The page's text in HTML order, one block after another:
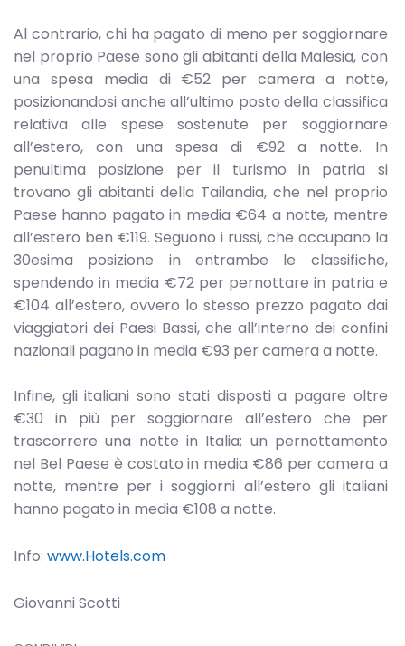
Al contrario, chi ha pagato di meno per soggiornare
nel proprio Paese sono gli abitanti della Malesia, con
una spesa media di €52 per camera a notte,
posizionandosi anche all’ultimo posto della classifica
relativa alle spese sostenute per soggiornare
all’estero, con una spesa di €92 a notte. In
penultima posizione per il turismo in patria si
trovano gli abitanti della Tailandia, che nel proprio
Paese hanno pagato in media €64 a notte, mentre
all’estero ben €119. Seguono i russi, che occupano la
30esima posizione in entrambe le classifiche,
spendendo in media €72 per pernottare in patria e
€104 all’estero, ovvero lo stesso prezzo pagato dai
viaggiatori dei Paesi Bassi, che all’interno dei confini
nazionali pagano in media €93 per camera a notte.
Infine, gli italiani sono stati disposti a pagare oltre
€30 in più per soggiornare all’estero che per
trascorrere una notte in Italia; un pernottamento
nel Bel Paese è costato in media €86 per camera a
notte, mentre per i soggiorni all’estero gli italiani
hanno pagato in media €108 a notte.
Info: www.Hotels.com
Giovanni Scotti